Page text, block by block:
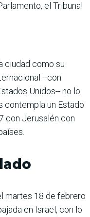
el Tribunal
ciudad como su
--con
Unidos-- no lo
contempla un Estado
con Jerusalén con
martes 18 de febrero
en Israel, con lo